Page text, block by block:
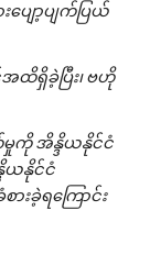
ျော့ပျက်ပြယ်
ထိရှိခဲ့ပြီး၊ ဗဟို
ကို အိန္ဒိယနိုင်ငံ
ယနိုင်ငံ
းခဲ့ရကြောင်း